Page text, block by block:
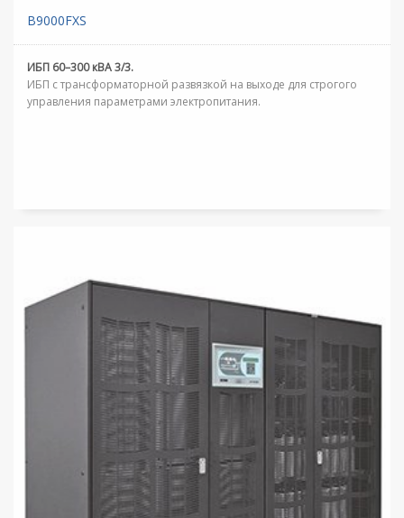
B9000FXS
ИБП 60–300 кВА 3/3.
ИБП с трансформаторной развязкой на выходе для строгого
управления параметрами электропитания.